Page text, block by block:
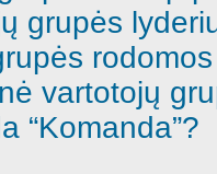
grupės
vartotojų
“Komanda”?